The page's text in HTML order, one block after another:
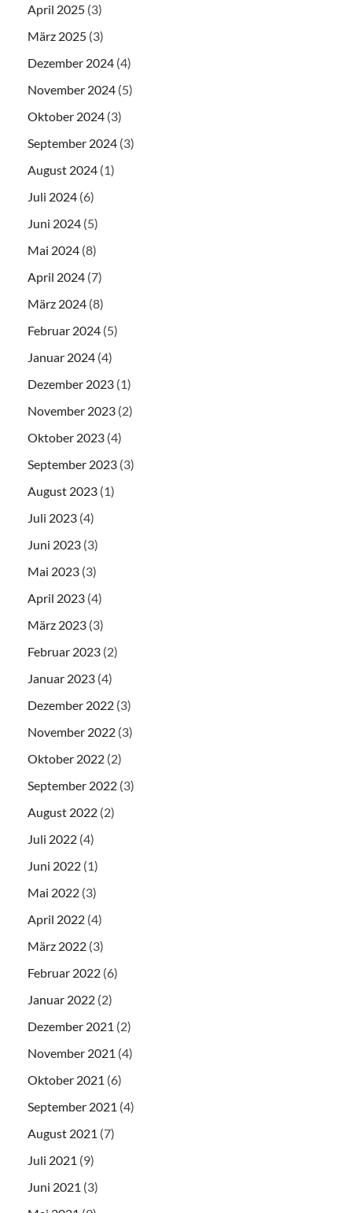
April 2025 (3)
März 2025 (3)
Dezember 2024 (4)
November 2024 (5)
Oktober 2024 (3)
September 2024 (3)
August 2024 (1)
Juli 2024 (6)
Juni 2024 (5)
Mai 2024 (8)
April 2024 (7)
März 2024 (8)
Februar 2024 (5)
Januar 2024 (4)
Dezember 2023 (1)
November 2023 (2)
Oktober 2023 (4)
September 2023 (3)
August 2023 (1)
Juli 2023 (4)
Juni 2023 (3)
Mai 2023 (3)
April 2023 (4)
März 2023 (3)
Februar 2023 (2)
Januar 2023 (4)
Dezember 2022 (3)
November 2022 (3)
Oktober 2022 (2)
September 2022 (3)
August 2022 (2)
Juli 2022 (4)
Juni 2022 (1)
Mai 2022 (3)
April 2022 (4)
März 2022 (3)
Februar 2022 (6)
Januar 2022 (2)
Dezember 2021 (2)
November 2021 (4)
Oktober 2021 (6)
September 2021 (4)
August 2021 (7)
Juli 2021 (9)
Juni 2021 (3)